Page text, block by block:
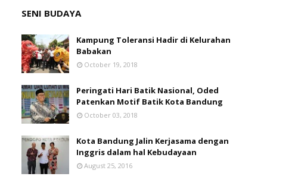
SENI BUDAYA
Kampung Toleransi Hadir di Kelurahan
Babakan
October 19, 2018
Peringati Hari Batik Nasional, Oded
Patenkan Motif Batik Kota Bandung
October 03, 2018
Kota Bandung Jalin Kerjasama dengan
Inggris dalam hal Kebudayaan
August 25, 2016